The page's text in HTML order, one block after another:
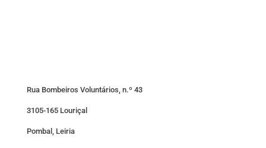
Rua Bombeiros Voluntários, n.º 43
3105-165 Louriçal
Pombal, Leiria